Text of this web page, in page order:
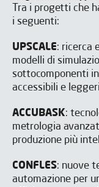
Tra i progetti che
i seguenti:
UPSCALE: ricerca
modelli di
sottocomponenti
accessibili e
ACCUBASK:
metrologia
produzione più
CONFLES: nuove
automazione per